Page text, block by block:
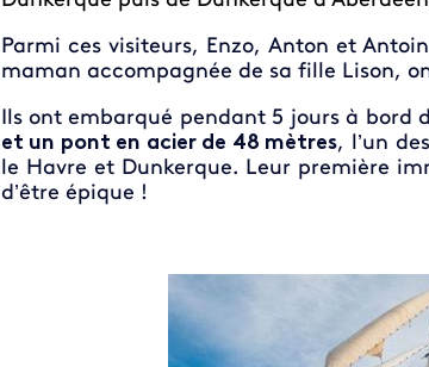
Parmi ces visiteurs, Enzo, Anton et
maman accompagnée de sa fille Lison,
Ils ont embarqué pendant 5 jours à bord
et un pont en acier de 48 mètres, l’un
le Havre et Dunkerque. Leur première
d’être épique !